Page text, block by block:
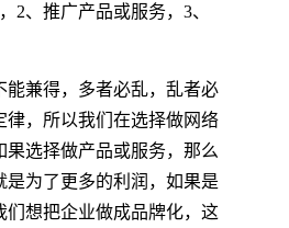
2、推广产品或服务，3、
能兼得，多者必乱，乱者必
律，所以我们在选择做网络
果选择做产品或服务，那么
是为了更多的利润，如果是
们想把企业做成品牌化，这